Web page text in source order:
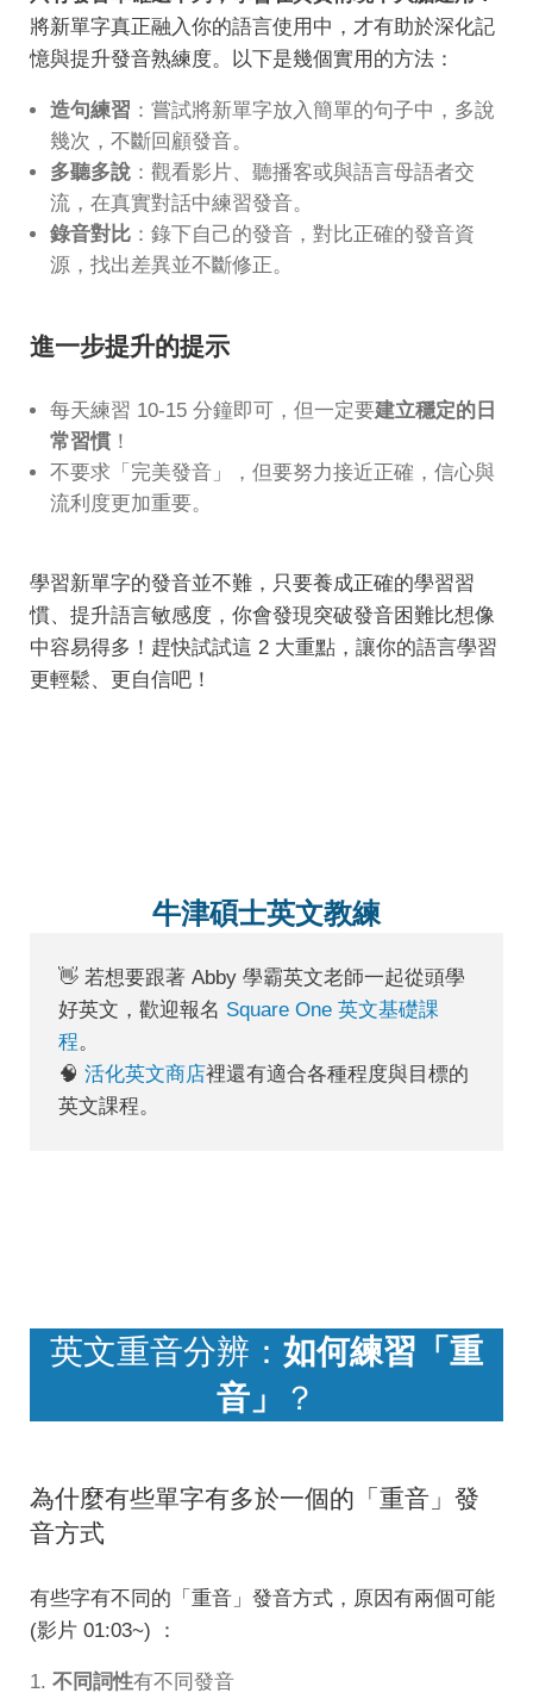
將新單字真正融入你的語言使用中，才有助於深化記
憶與提升發音熟練度。以下是幾個實用的方法：
造句練習 ：嘗試將新單字放入簡單的句子中，多說
幾次，不斷回顧發音。
多聽多說 ：觀看影片、聽播客或與語言母語者交
流，在真實對話中練習發音。
錄音對比 ：錄下自己的發音，對比正確的發音資
源，找出差異並不斷修正。
進一步提升的提示
每天練習 10-15 分鐘即可，但一定要建立穩定的日
常習慣 ！
不要求「完美發音」，但要努力接近正確，信心與
流利度更加重要。
學習新單字的發音並不難，只要養成正確的學習習
慣、提升語言敏感度，你會發現突破發音困難比想像
中容易得多！趕快試試這 2 大重點，讓你的語言學習
更輕鬆、更自信吧！
牛津碩士英文教練
👋 若想要跟著 Abby 學霸英文老師一起從頭學
好英文，歡迎報名 Square One 英文基礎課
程。
🧠 活化英文商店裡還有適合各種程度與目標的
英文課程。
英文重音分辨： 如何練習「重
音」
？
為什麼有些單字有多於一個的「重音」發
音方式
有些字有不同的「重音」發音方式，原因有兩個可能
(影片 01:03~) ：
不同詞性有不同發音